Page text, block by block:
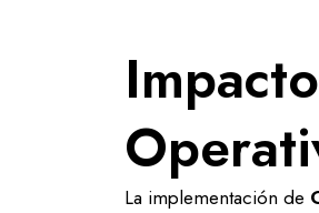
La implementación de